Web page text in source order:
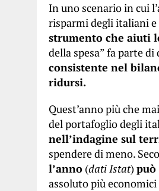
In uno scenario in cui
risparmi degli italiani
strumento che aiuti
della spesa” fa parte
consistente nel
ridursi.
Quest’anno più che
del portafoglio degli
nell’indagine sul
spendere di meno.
l’anno (dati Istat) può
assoluto più